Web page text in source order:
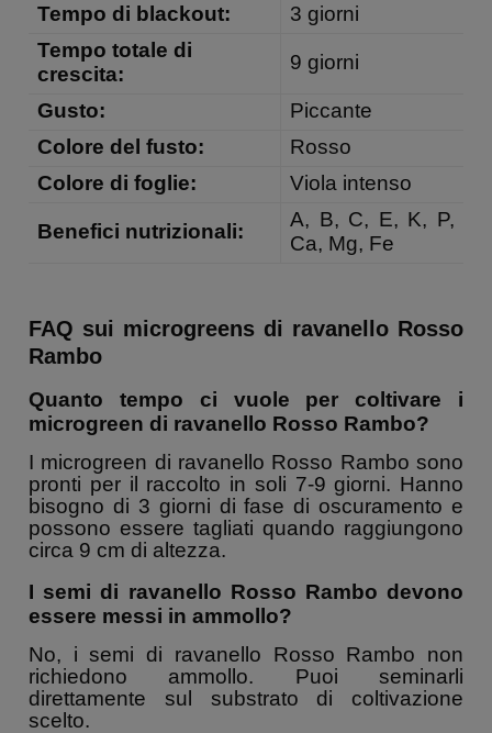
Tempo di blackout:
3 giorni
Tempo totale di
crescita:
9 giorni
Gusto:
Piccante
Colore del fusto:
Rosso
Colore di foglie:
Viola intenso
Benefici nutrizionali:
A, B, C, E, K, P,
Ca, Mg, Fe
FAQ sui microgreens di ravanello Rosso
Rambo
Quanto tempo ci vuole per coltivare i
microgreen di ravanello Rosso Rambo?
I microgreen di ravanello Rosso Rambo sono
pronti per il raccolto in soli 7-9 giorni. Hanno
bisogno di 3 giorni di fase di oscuramento e
possono essere tagliati quando raggiungono
circa 9 cm di altezza.
I semi di ravanello Rosso Rambo devono
essere messi in ammollo?
No, i semi di ravanello Rosso Rambo non
richiedono ammollo. Puoi seminarli
direttamente sul substrato di coltivazione
scelto.